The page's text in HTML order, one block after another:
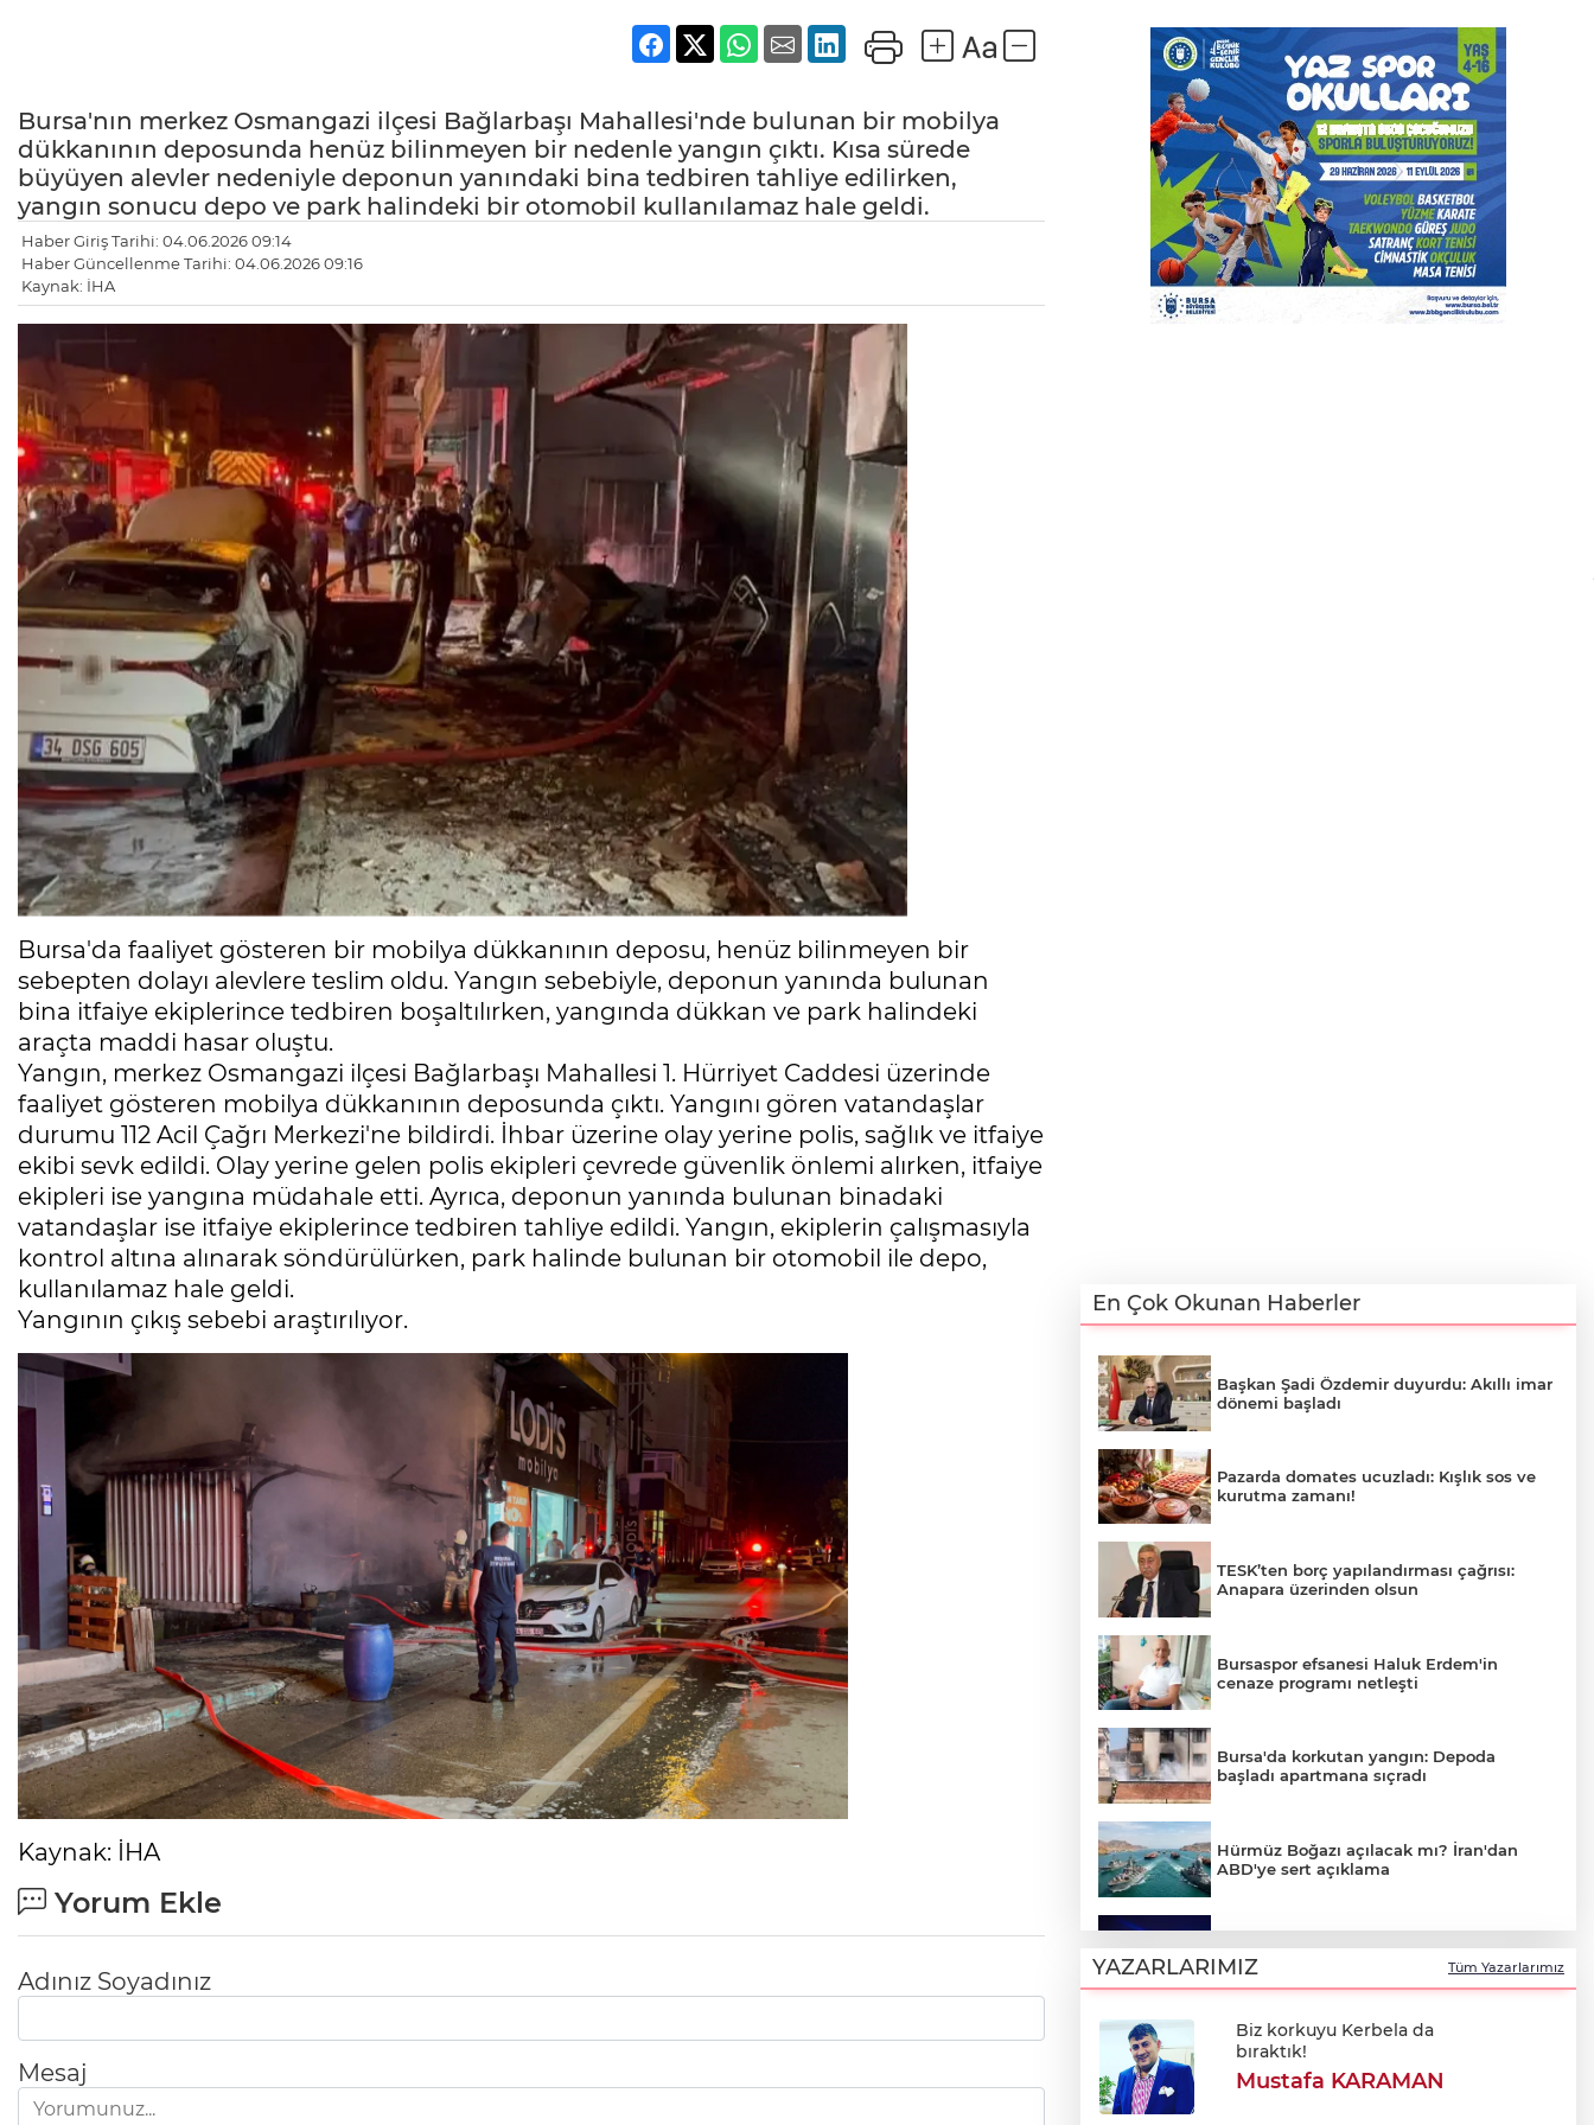
Bursa'nın merkez Osmangazi ilçesi Bağlarbaşı Mahallesi'nde bulunan bir mobilya
dükkanının deposunda henüz bilinmeyen bir nedenle yangın çıktı. Kısa sürede
büyüyen alevler nedeniyle deponun yanındaki bina tedbiren tahliye edilirken,
yangın sonucu depo ve park halindeki bir otomobil kullanılamaz hale geldi.
Haber Giriş Tarihi: 04.06.2026 09:14
Haber Güncellenme Tarihi: 04.06.2026 09:16
Kaynak: İHA
Bursa'da faaliyet gösteren bir mobilya dükkanının deposu, henüz bilinmeyen bir
sebepten dolayı alevlere teslim oldu. Yangın sebebiyle, deponun yanında bulunan
bina itfaiye ekiplerince tedbiren boşaltılırken, yangında dükkan ve park halindeki
araçta maddi hasar oluştu.
Yangın, merkez Osmangazi ilçesi Bağlarbaşı Mahallesi 1. Hürriyet Caddesi üzerinde
faaliyet gösteren mobilya dükkanının deposunda çıktı. Yangını gören vatandaşlar
durumu 112 Acil Çağrı Merkezi'ne bildirdi. İhbar üzerine olay yerine polis, sağlık ve itfaiye
ekibi sevk edildi. Olay yerine gelen polis ekipleri çevrede güvenlik önlemi alırken, itfaiye
ekipleri ise yangına müdahale etti. Ayrıca, deponun yanında bulunan binadaki
vatandaşlar ise itfaiye ekiplerince tedbiren tahliye edildi. Yangın, ekiplerin çalışmasıyla
kontrol altına alınarak söndürülürken, park halinde bulunan bir otomobil ile depo,
kullanılamaz hale geldi.
Yangının çıkış sebebi araştırılıyor.
Kaynak: İHA
Yorum Ekle
Adınız Soyadınız
Mesaj
En Çok Okunan Haberler
Başkan Şadi Özdemir duyurdu: Akıllı imar
dönemi başladı
Pazarda domates ucuzladı: Kışlık sos ve
kurutma zamanı!
TESK’ten borç yapılandırması çağrısı:
Anapara üzerinden olsun
Bursaspor efsanesi Haluk Erdem'in
cenaze programı netleşti
Bursa'da korkutan yangın: Depoda
başladı apartmana sıçradı
Hürmüz Boğazı açılacak mı? İran'dan
ABD'ye sert açıklama
heyecanı: Işıklar sönecek!
700. yıl coşkusu Keles'i sardı: Dev
şenlikte unutulmaz gün!
YAZARLARIMIZ Tüm Yazarlarımız
Sibel BARUTCU
Biz korkuyu Kerbela da
bıraktık!
Mustafa KARAMAN